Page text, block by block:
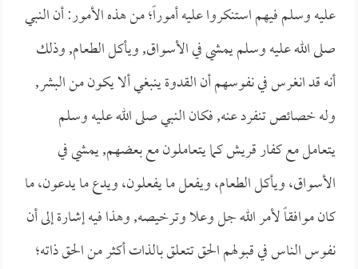
عليه وسلم فيهم استنكروا عليه أموراً؛ من هذه الأمور: أن النبي
صلى الله عليه وسلم يمشي في الأسواق, ويأكل الطعام, وذلك
أنه قد انغرس في نفوسهم أن القدوة ينبغي ألا يكون من البشر,
وله خصائص تنفرد عنه, فكان النبي صلى الله عليه وسلم
يتعامل مع كفار قريش كما يتعاملون مع بعضهم, يمشي في
الأسواق، ويأكل الطعام، ويفعل ما يفعلون، ويدع ما يدعون، ما
كان موافقاً لأمر الله جل وعلا وترخيصه, وهذا فيه إشارة إلى أن
نفوس الناس في قبولهم الحق تتعلق بالذات أكثر من الحق ذاته؛